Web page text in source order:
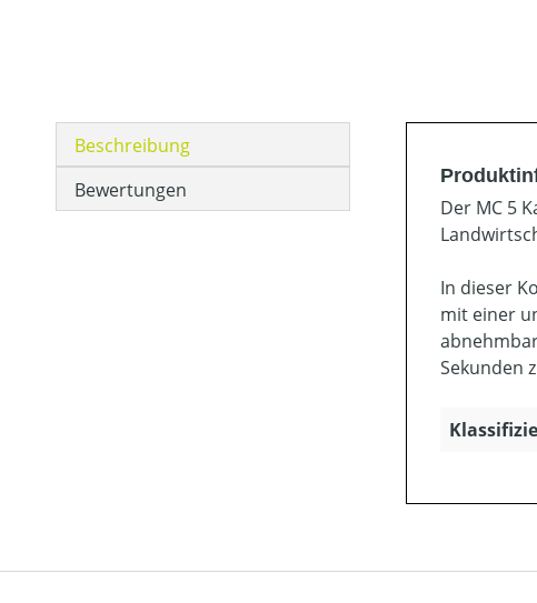
Beschreibung
Bewertungen
Der MC 5
In dieser
mit einer
Sekunden